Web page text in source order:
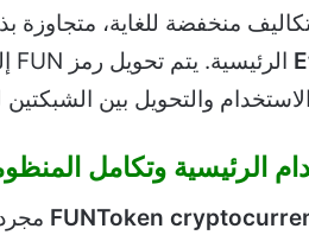
منخفضة للغاية، متجاوزة
والتحويل بين
الرئيسية وتكامل
FUNToken